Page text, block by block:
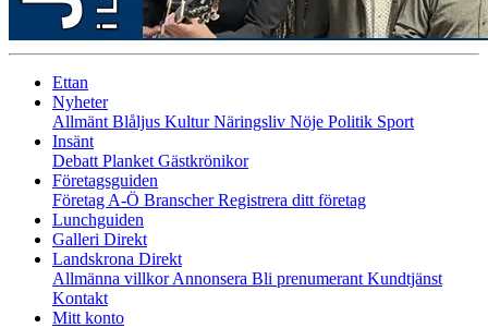
Ettan
Nyheter
Allmänt Blåljus KulturNäringsliv Nöje Politik Sport
Insänt
Debatt Planket Gästkrönikor
Företagsguiden
Företag A-Ö BranscherRegistrera ditt företag
Lunchguiden
Galleri Direkt
Landskrona Direkt
Allmänna villkorAnnonsera Bli prenumerant Kundtjänst
Kontakt
Mitt konto